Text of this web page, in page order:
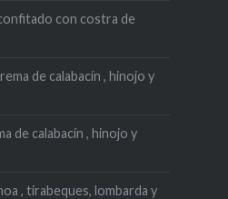
con costra de
de calabacín , hinojo y
de calabacín , hinojo y
, tirabeques, lombarda y